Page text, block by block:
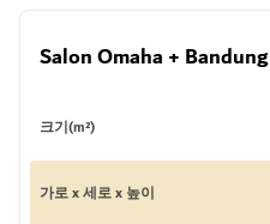
Salon Omaha + Bandung
크기(m²)
가로 x 세로 x 높이